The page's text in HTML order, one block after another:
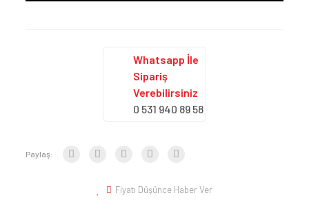
Whatsapp İle
Sipariş
Verebilirsiniz
0 531 940 89 58
Paylaş:
Fiyatı Düşünce Haber Ver